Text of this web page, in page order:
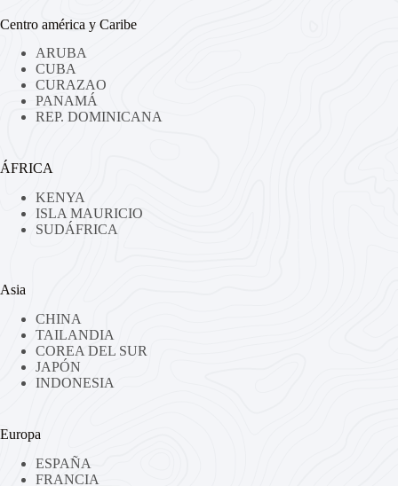
Centro américa y Caribe
ARUBA
CUBA
CURAZAO
PANAMÁ
REP. DOMINICANA
ÁFRICA
KENYA
ISLA MAURICIO
SUDÁFRICA
Asia
CHINA
TAILANDIA
COREA DEL SUR
JAPÓN
INDONESIA
Europa
ESPAÑA
FRANCIA